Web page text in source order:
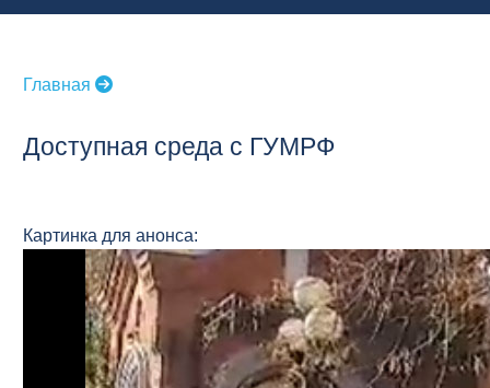
Главная
Доступная среда с ГУМРФ
Картинка для анонса: